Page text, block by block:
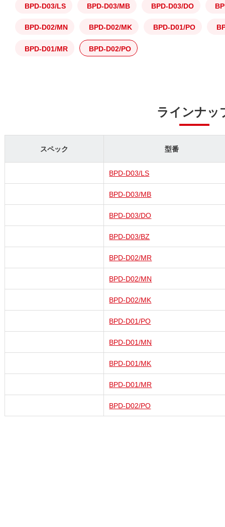
BPD-D03/LS BPD-D03/MB BPD-D03/DO
BPD-D02/MN BPD-D02/MK BPD-D01/PO
BPD-D01/MR BPD-D02/PO
ラインナッ
スペック 型番
BPD-D03/LS
BPD-D03/MB
BPD-D03/DO
BPD-D03/BZ
BPD-D02/MR
BPD-D02/MN
BPD-D02/MK
BPD-D01/PO
BPD-D01/MN
BPD-D01/MK
BPD-D01/MR
BPD-D02/PO